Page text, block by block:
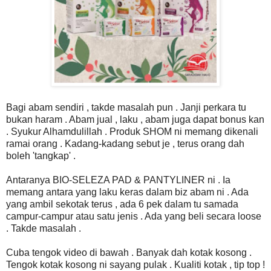
Bagi abam sendiri , takde masalah pun . Janji perkara tu
bukan haram . Abam jual , laku , abam juga dapat bonus kan
. Syukur Alhamdulillah . Produk SHOM ni memang dikenali
ramai orang . Kadang-kadang sebut je , terus orang dah
boleh 'tangkap' .
Antaranya BIO-SELEZA PAD & PANTYLINER ni . Ia
memang antara yang laku keras dalam biz abam ni . Ada
yang ambil sekotak terus , ada 6 pek dalam tu samada
campur-campur atau satu jenis . Ada yang beli secara loose
. Takde masalah .
Cuba tengok video di bawah . Banyak dah kotak kosong .
Tengok kotak kosong ni sayang pulak . Kualiti kotak , tip top !